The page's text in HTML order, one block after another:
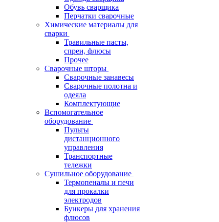
Обувь сварщика
Перчатки сварочные
Химические материалы для
сварки
Травильные пасты,
спреи, флюсы
Прочее
Сварочные шторы
Сварочные занавесы
Сварочные полотна и
одеяла
Комплектующие
Вспомогательное
оборудование
Пульты
дистанционного
управления
Транспортные
тележки
Сушильное оборудование
Термопеналы и печи
для прокалки
электродов
Бункеры для хранения
флюсов